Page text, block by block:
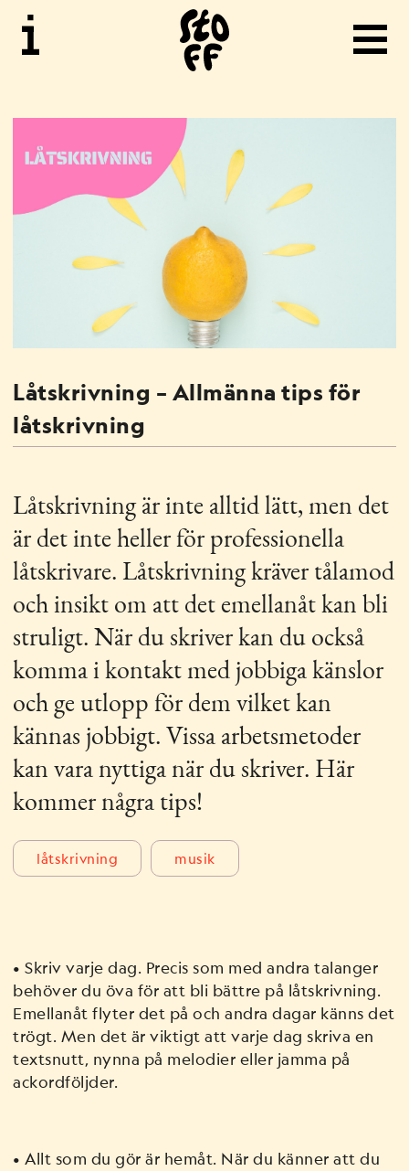
STOFF
BILD
MUSIK
MERA
STOFF
LÄNKAR
Låtskrivning – Allmänna tips för
låtskrivning
Låtskrivning är inte alltid lätt, men det
är det inte heller för professionella
låtskrivare. Låtskrivning kräver tålamod
och insikt om att det emellanåt kan bli
struligt. När du skriver kan du också
komma i kontakt med jobbiga känslor
och ge utlopp för dem vilket kan
kännas jobbigt. Vissa arbetsmetoder
kan vara nyttiga när du skriver. Här
kommer några tips!
låtskrivning musik
• Skriv varje dag. Precis som med andra talanger
behöver du öva för att bli bättre på låtskrivning.
Emellanåt flyter det på och andra dagar känns det
trögt. Men det är viktigt att varje dag skriva en
textsnutt, nynna på melodier eller jamma på
ackordföljder.
• Allt som du gör är hemåt. När du känner att du